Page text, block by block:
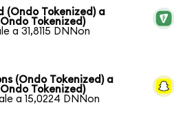
(Ondo Tokenized) a
Tokenized)
a 31,8115 DNNon
(Ondo Tokenized) a
Tokenized)
a 15,0224 DNNon